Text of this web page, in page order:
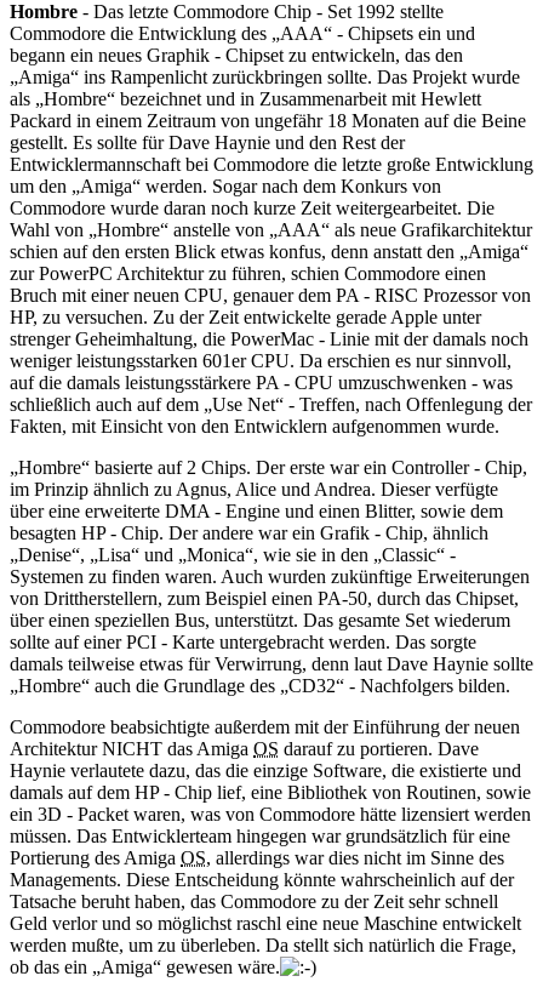
Hombre - Das letzte Commodore Chip - Set 1992 stellte
Commodore die Entwicklung des „AAA“ - Chipsets ein und
begann ein neues Graphik - Chipset zu entwickeln, das den
„Amiga“ ins Rampenlicht zurückbringen sollte. Das Projekt wurde
als „Hombre“ bezeichnet und in Zusammenarbeit mit Hewlett
Packard in einem Zeitraum von ungefähr 18 Monaten auf die Beine
gestellt. Es sollte für Dave Haynie und den Rest der
Entwicklermannschaft bei Commodore die letzte große Entwicklung
um den „Amiga“ werden. Sogar nach dem Konkurs von
Commodore wurde daran noch kurze Zeit weitergearbeitet. Die
Wahl von „Hombre“ anstelle von „AAA“ als neue Grafikarchitektur
schien auf den ersten Blick etwas konfus, denn anstatt den „Amiga“
zur PowerPC Architektur zu führen, schien Commodore einen
Bruch mit einer neuen CPU, genauer dem PA - RISC Prozessor von
HP, zu versuchen. Zu der Zeit entwickelte gerade Apple unter
strenger Geheimhaltung, die PowerMac - Linie mit der damals noch
weniger leistungsstarken 601er CPU. Da erschien es nur sinnvoll,
auf die damals leistungsstärkere PA - CPU umzuschwenken - was
schließlich auch auf dem „Use Net“ - Treffen, nach Offenlegung der
Fakten, mit Einsicht von den Entwicklern aufgenommen wurde.
„Hombre“ basierte auf 2 Chips. Der erste war ein Controller - Chip,
im Prinzip ähnlich zu Agnus, Alice und Andrea. Dieser verfügte
über eine erweiterte DMA - Engine und einen Blitter, sowie dem
besagten HP - Chip. Der andere war ein Grafik - Chip, ähnlich
„Denise“, „Lisa“ und „Monica“, wie sie in den „Classic“ -
Systemen zu finden waren. Auch wurden zukünftige Erweiterungen
von Drittherstellern, zum Beispiel einen PA-50, durch das Chipset,
über einen speziellen Bus, unterstützt. Das gesamte Set wiederum
sollte auf einer PCI - Karte untergebracht werden. Das sorgte
damals teilweise etwas für Verwirrung, denn laut Dave Haynie sollte
„Hombre“ auch die Grundlage des „CD32“ - Nachfolgers bilden.
Commodore beabsichtigte außerdem mit der Einführung der neuen
Architektur NICHT das Amiga OS darauf zu portieren. Dave
Haynie verlautete dazu, das die einzige Software, die existierte und
damals auf dem HP - Chip lief, eine Bibliothek von Routinen, sowie
ein 3D - Packet waren, was von Commodore hätte lizensiert werden
müssen. Das Entwicklerteam hingegen war grundsätzlich für eine
Portierung des Amiga OS, allerdings war dies nicht im Sinne des
Managements. Diese Entscheidung könnte wahrscheinlich auf der
Tatsache beruht haben, das Commodore zu der Zeit sehr schnell
Geld verlor und so möglichst raschl eine neue Maschine entwickelt
werden mußte, um zu überleben. Da stellt sich natürlich die Frage,
ob das ein „Amiga“ gewesen wäre.